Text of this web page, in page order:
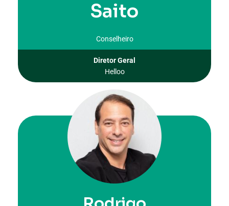
Saito
Conselheiro
Diretor Geral
Helloo